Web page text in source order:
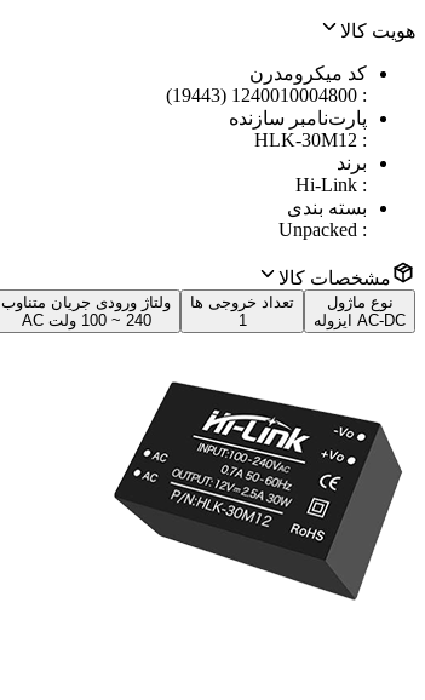
هویت کالا
کد میکرومدرن
:
1240010004800 (19443)
پارت‌نامبر سازنده
:
HLK-30M12
برند
:
Hi-Link
بسته بندی
:
Unpacked
مشخصات کالا
نوع ماژول
AC-DC ایزوله
تعداد خروجی ها
1
ولتاژ ورودی جریان متناوب
240 ~ 100 ولت AC